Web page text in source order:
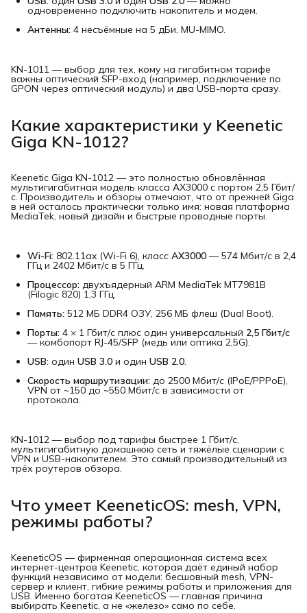
одновременно подключить накопитель и модем.
Антенны: 4 несъёмные на 5 дБи, MU-MIMO.
KN-1011 — выбор для тех, кому на гигабитном тарифе
важны оптический SFP-вход (например, подключение по
GPON через оптический модуль) и два USB-порта сразу.
Какие характеристики у Keenetic
Giga KN-1012?
Keenetic Giga KN-1012 — это полностью обновлённая
мультигигабитная модель класса AX3000 с портом 2,5 Гбит/
с. Производитель и обзоры отмечают, что от прежней Giga
в ней осталось практически только имя: новая платформа
MediaTek, новый дизайн и быстрые проводные порты.
Wi-Fi: 802.11ax (Wi-Fi 6), класс AX3000 — 574 Мбит/с в 2,4
ГГц и 2402 Мбит/с в 5 ГГц.
Процессор: двухъядерный ARM MediaTek MT7981B
(Filogic 820) 1,3 ГГц.
Память: 512 МБ DDR4 ОЗУ, 256 МБ флеш (Dual Boot).
Порты: 4 × 1 Гбит/с плюс один универсальный 2,5 Гбит/с
— комбопорт RJ-45/SFP (медь или оптика 2,5G).
USB: один USB 3.0 и один USB 2.0.
Скорость маршрутизации: до 2500 Мбит/с (IPoE/PPPoE),
VPN от ~150 до ~550 Мбит/с в зависимости от
протокола.
KN-1012 — выбор под тарифы быстрее 1 Гбит/с,
мультигигабитную домашнюю сеть и тяжёлые сценарии с
VPN и USB-накопителем. Это самый производительный из
трёх роутеров обзора.
Что умеет KeeneticOS: mesh, VPN,
режимы работы?
KeeneticOS — фирменная операционная система всех
интернет-центров Keenetic, которая даёт единый набор
функций независимо от модели: бесшовный mesh, VPN-
сервер и клиент, гибкие режимы работы и приложения для
USB. Именно богатая KeeneticOS — главная причина
выбирать Keenetic, а не «железо» само по себе.